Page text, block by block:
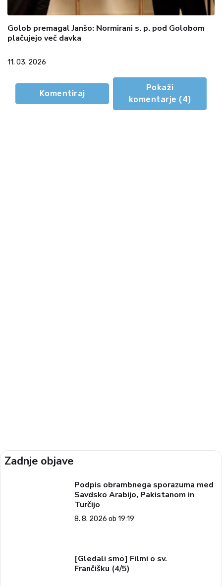
Golob premagal Janšo: Normirani s. p. pod Golobom
plačujejo več davka
11. 03. 2026
Komentiraj
Pokaži
komentarje (4)
Zadnje objave
Podpis obrambnega sporazuma med
Savdsko Arabijo, Pakistanom in
Turčijo
8. 8. 2026 ob 19:19
[Gledali smo] Filmi o sv.
Frančišku (4/5)